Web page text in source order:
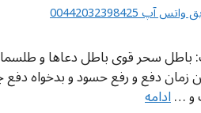
باطل سحر قوی باطل دعاها و
دفع و رفع حسود و بدخواه
و …ادامه